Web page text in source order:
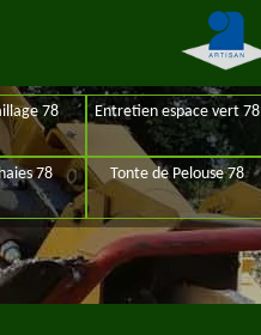
78 Entretien espace vert 78
78 Tonte de Pelouse 78